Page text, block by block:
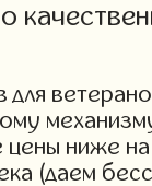
ниже
(даем